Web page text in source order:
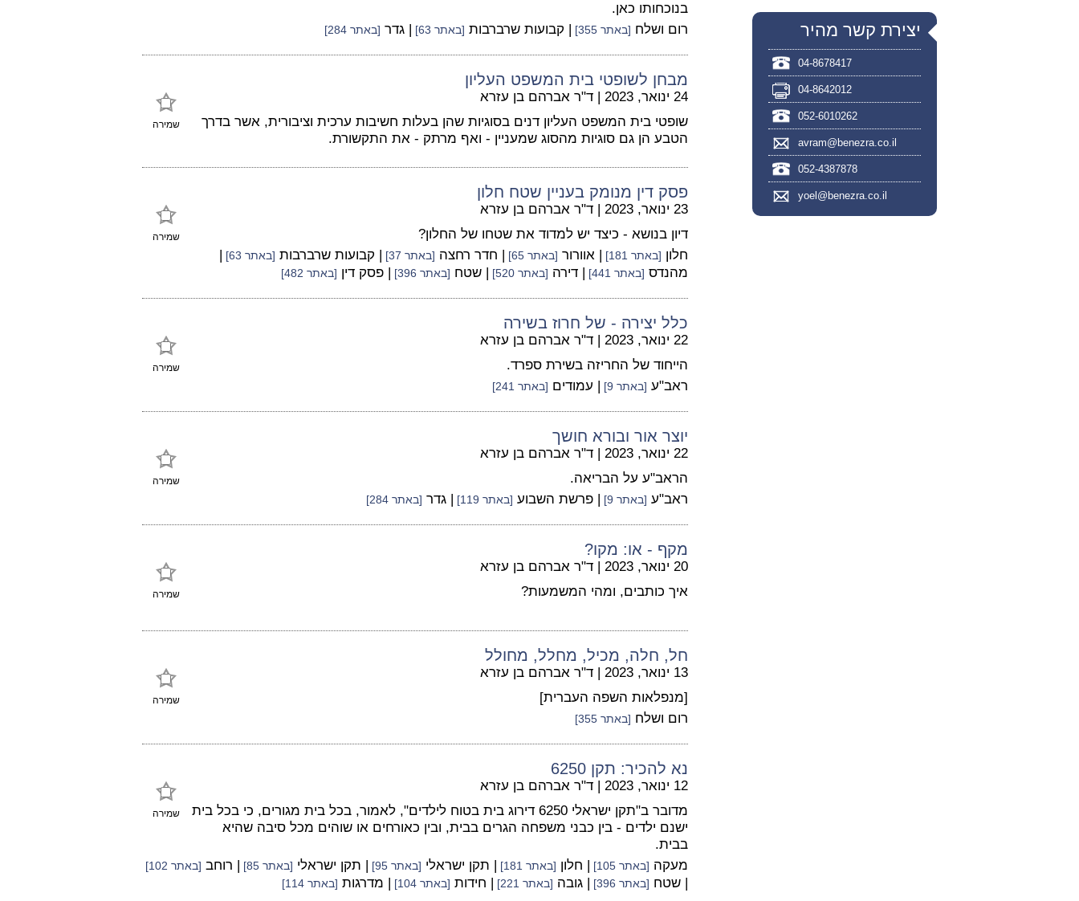
בנוכחותו כאן.
רום ושלח [באתר 355] | קבועות שרברבות [באתר 63] | גדר [באתר 284]
מבחן לשופטי בית המשפט העליון
שמירה
24 ינואר, 2023 | ד"ר אברהם בן עזרא
שופטי בית המשפט העליון דנים בסוגיות שהן בעלות חשיבות ערכית וציבורית, אשר בדרך
הטבע הן גם סוגיות מהסוג שמעניין - ואף מרתק - את התקשורת.
פסק דין מנומק בעניין שטח חלון
שמירה
23 ינואר, 2023 | ד"ר אברהם בן עזרא
דיון בנושא - כיצד יש למדוד את שטחו של החלון?
חלון [באתר 181] | אוורור [באתר 65] | חדר רחצה [באתר 37] | קבועות שרברבות [באתר 63]
|
מהנדס [באתר 441] | דירה [באתר 520] | שטח [באתר 396] | פסק דין [באתר 482]
כלל יצירה - של חרוז בשירה
שמירה
22 ינואר, 2023 | ד"ר אברהם בן עזרא
הייחוד של החריזה בשירת ספרד.
ראב"ע [באתר 9] | עמודים [באתר 241]
יוצר אור ובורא חושך
שמירה
22 ינואר, 2023 | ד"ר אברהם בן עזרא
הראב"ע על הבריאה.
ראב"ע [באתר 9] | פרשת השבוע [באתר 119] | גדר [באתר 284]
מקף - או: מקו?
שמירה
20 ינואר, 2023 | ד"ר אברהם בן עזרא
איך כותבים, ומהי המשמעות?
חל, חלה, מכיל, מחלל, מחולל
שמירה
13 ינואר, 2023 | ד"ר אברהם בן עזרא
[מנפלאות השפה העברית]
רום ושלח [באתר 355]
נא להכיר: תקן 6250
שמירה
12 ינואר, 2023 | ד"ר אברהם בן עזרא
מדובר ב"תקן ישראלי 6250 דירוג בית בטוח לילדים", לאמור, בכל בית מגורים, כי בכל בית
ישנם ילדים - בין כבני משפחה הגרים בבית, ובין כאורחים או שוהים מכל סיבה שהיא
בבית.
מעקה [באתר 105] | חלון [באתר 181] | תקן ישראלי [באתר 95] | תקן ישראלי [באתר 85] | רוחב [באתר 102]
| שטח [באתר 396] | גובה [באתר 221] | חידות [באתר 104] | מדרגות [באתר 114]
יצירת קשר מהיר
04-8678417
04-8642012
052-6010262
avram@benezra.co.il
052-4387878
yoel@benezra.co.il